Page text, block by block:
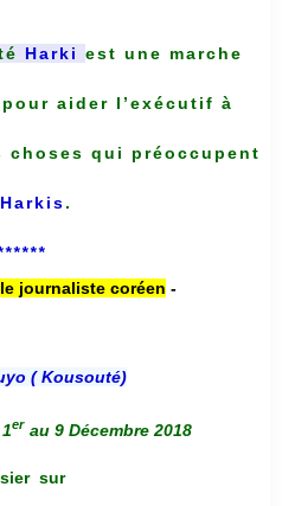
Harki est une marche
aider l’exécutif à
choses qui préoccupent
Harkis.
journaliste coréen -
( Kousouté)
er au 9 Décembre 2018
sur